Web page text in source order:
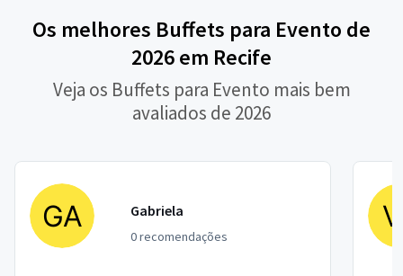
Os melhores Buffets para Evento de
2026 em Recife
Veja os Buffets para Evento mais bem
avaliados de 2026
Gabriela
0 recomendações